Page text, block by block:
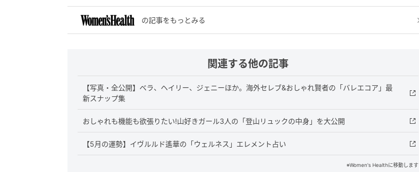
の記事をもっとみる
関連する他の記事
【写真・全公開】ベラ、ヘイリー、ジェニーほか。海外セレブ&おしゃれ賢者の「バレエコア」最
新スナップ集
おしゃれも機能も欲張りたい!山好きガール3人の「登山リュックの中身」を大公開
【5月の運勢】イヴルルド遙華の「ウェルネス」エレメント占い
※Women's Healthに移動します